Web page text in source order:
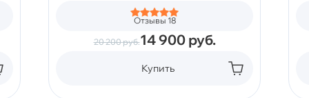
Отзывы 18
20 200руб.14 900 руб.
Купить